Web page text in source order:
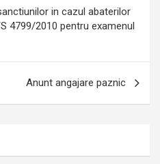
in cazul abaterilor
4799/2010 pentru examenul
Anunt angajare paznic